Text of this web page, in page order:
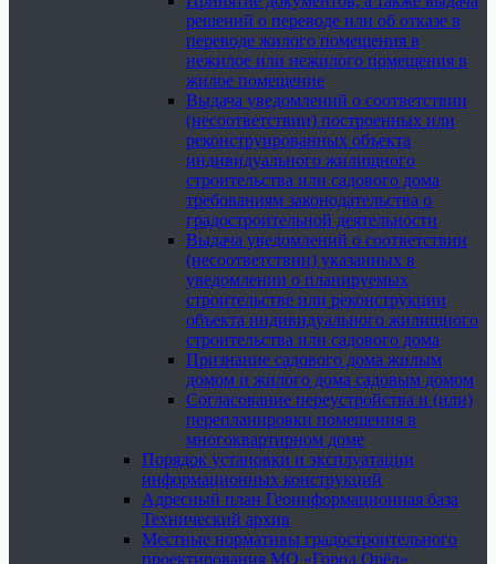
решений о переводе или об отказе в
переводе жилого помещения в
нежилое или нежилого помещения в
жилое помещение
Выдача уведомлений о соответствии
(несоответствии) построенных или
реконструированных объекта
индивидуального жилищного
строительства или садового дома
требованиям законодательства о
градостроительной деятельности
Выдача уведомлений о соответствии
(несоответствии) указанных в
уведомлении о планируемых
строительстве или реконструкции
объекта индивидуального жилищного
строительства или садового дома
Признание садового дома жилым
домом и жилого дома садовым домом
Согласование переустройства и (или)
перепланировки помещения в
многоквартирном доме
Порядок установки и эксплуатации
информационных конструкций
Адресный план Геоинформационная база
Технический архив
Местные нормативы градостроительного
проектирования МО «Город Орёл»